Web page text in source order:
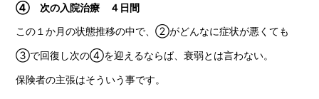
④ 次の入院治療 ４日間
この１か月の状態推移の中で、②がどんなに症状が悪くても
③で回復し次の④を迎えるならば、衰弱とは言わない。
保険者の主張はそういう事です。